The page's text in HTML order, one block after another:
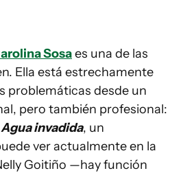
Sosaes una de las
Ella está estrechamente
problemáticas desde un
pero también profesional:
Agua invadida, un
ver actualmente en la
Goitiño —hay función